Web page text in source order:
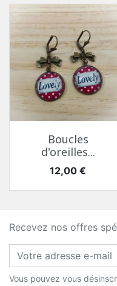
Boucles
d'oreilles...
Prix
12,00 €
Recevez nos offres
Vous pouvez vous